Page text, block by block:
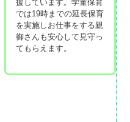
援しています。学童保育
では19時までの延長保育
を実施しお仕事をする親
御さんも安心して見守っ
てもらえます。